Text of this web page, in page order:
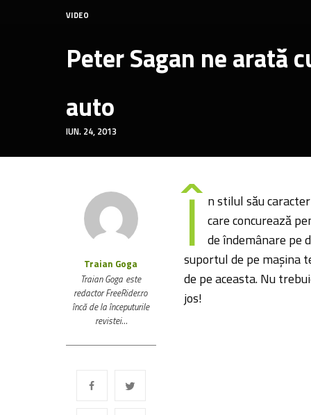
VIDEO
Peter Sagan ne arată
auto
IUN. 24, 2013
Traian Goga
Traian Goga este
redactor FreeRider.ro
încă de la începuturile
revistei…
Î n stilul său
care concurează
de îndemânare pe
suportul de pe mașina
de pe aceasta. Nu
jos!